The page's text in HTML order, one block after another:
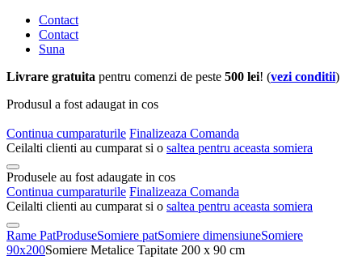
Contact
Contact
Suna
Livrare gratuita pentru comenzi de peste 500 lei! (vezi conditii)
Produsul a fost adaugat in cos
Continua cumparaturile Finalizeaza Comanda
Ceilalti clienti au cumparat si o saltea pentru aceasta somiera
Produsele au fost adaugate in cos
Continua cumparaturile Finalizeaza Comanda
Ceilalti clienti au cumparat si o saltea pentru aceasta somiera
Rame PatProduseSomiere patSomiere dimensiuneSomiere
90x200Somiere Metalice Tapitate 200 x 90 cm